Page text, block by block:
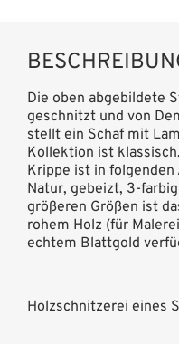
Die oben abgebildete
geschnitzt und von
stellt ein Schaf mit
Kollektion ist
Krippe ist in
Natur, gebeizt, 3-
größeren Größen ist
rohem Holz (für
echtem Blattgold
Holzschnitzerei eines